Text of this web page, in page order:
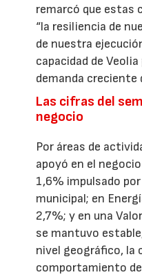
remarcó que estas
“la resiliencia de
de nuestra
capacidad de
demanda creciente
Las cifras del
negocio
Por áreas de
apoyó en el
1,6% impulsado
municipal; en
2,7%; y en una
se mantuvo
nivel geográfico, la
comportamiento